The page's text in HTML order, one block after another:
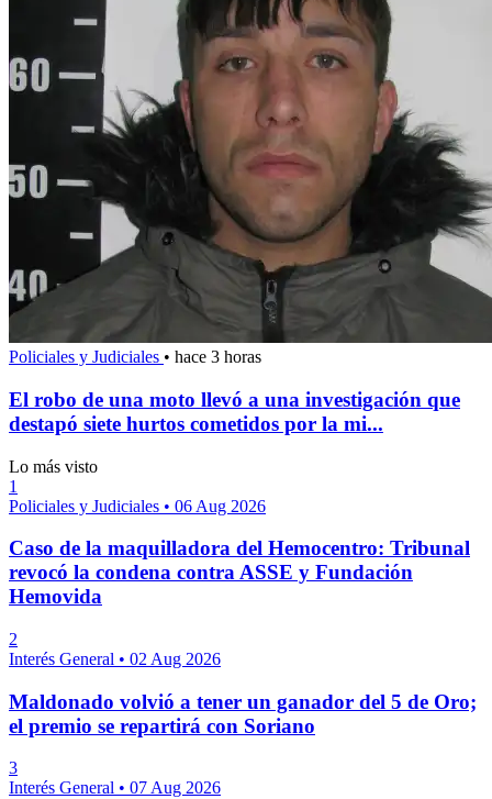
Policiales y Judiciales • hace 3 horas
El robo de una moto llevó a una investigación que
destapó siete hurtos cometidos por la mi...
Lo más visto
1
Policiales y Judiciales • 06 Aug 2026
Caso de la maquilladora del Hemocentro: Tribunal
revocó la condena contra ASSE y Fundación
Hemovida
2
Interés General • 02 Aug 2026
Maldonado volvió a tener un ganador del 5 de Oro;
el premio se repartirá con Soriano
3
Interés General • 07 Aug 2026